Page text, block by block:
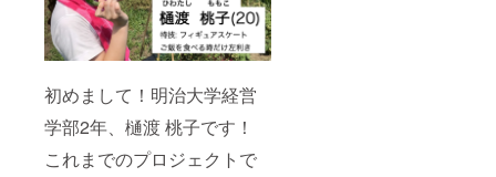
初めまして！明治大学経営
学部2年、樋渡 桃子です！
これまでのプロジェクトで